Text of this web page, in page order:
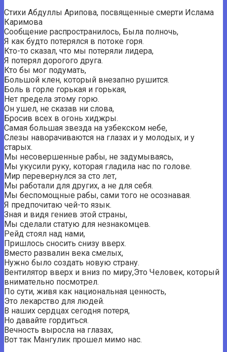
Стихи Абдуллы Арипова, посвященные смерти Ислама
Каримова
Сообщение распространилось, Была полночь,
Я как будто потерялся в потоке горя.
Кто-то сказал, что мы потеряли лидера,
Я потерял дорогого друга.
Кто бы мог подумать,
Большой клен, который внезапно рушится.
Боль в горле горькая и горькая,
Нет предела этому горю.
Он ушел, не сказав ни слова,
Бросив всех в огонь хиджры.
Самая большая звезда на узбекском небе,
Слезы наворачиваются на глазах и у молодых, и у
старых.
Мы несовершенные рабы, не задумываясь,
Мы укусили руку, которая гладила нас по голове.
Мир перевернулся за сто лет,
Мы работали для других, а не для себя.
Мы беспомощные рабы, сами того не осознавая.
Я предпочитаю чей-то язык.
Зная и видя гениев этой страны,
Мы сделали статую для незнакомцев.
Рейд стоял над нами,
Пришлось сносить снизу вверх.
Вместо развалин века смелых,
Нужно было создать новую страну.
Вентилятор вверх и вниз по миру,Это Человек, который
внимательно посмотрел.
По сути, живя как национальная ценность,
Это лекарство для людей.
В наших сердцах сегодня потеря,
Но давайте гордиться.
Вечность выросла на глазах,
Вот так Мангулик прошел мимо нас.